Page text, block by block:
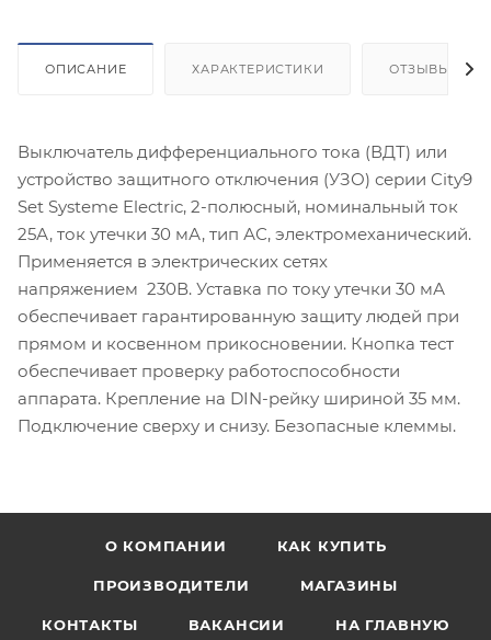
ОПИСАНИЕ ХАРАКТЕРИСТИКИ ОТЗЫВЫ
Выключатель дифференциального тока (ВДТ) или
устройство защитного отключения (УЗО) серии City9
Set Systeme Electric, 2-полюсный, номинальный ток
25А, ток утечки 30 мА, тип АС, электромеханический.
Применяется в электрических сетях
напряжением 230В. Уставка по току утечки 30 мА
обеспечивает гарантированную защиту людей при
прямом и косвенном прикосновении. Кнопка тест
обеспечивает проверку работоспособности
аппарата. Крепление на DIN-рейку шириной 35 мм.
Подключение сверху и снизу. Безопасные клеммы.
О КОМПАНИИ КАК КУПИТЬ
ПРОИЗВОДИТЕЛИ МАГАЗИНЫ
КОНТАКТЫ ВАКАНСИИ НА ГЛАВНУЮ